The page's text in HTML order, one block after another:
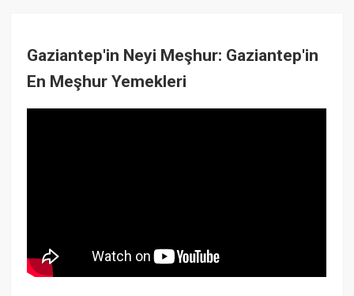
Gaziantep'in Neyi Meşhur: Gaziantep'in
En Meşhur Yemekleri